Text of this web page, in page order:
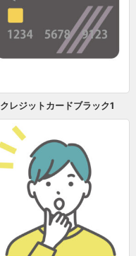
クレジットカードブラック1